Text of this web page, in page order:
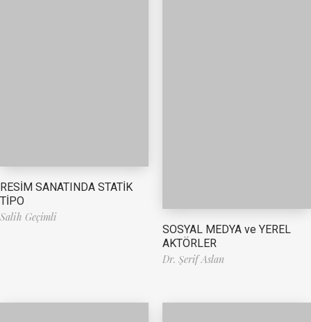
RESİM SANATINDA STATİK
TİPO
Salih Geçimli
SOSYAL MEDYA ve YEREL
AKTÖRLER
Dr. Şerif Aslan